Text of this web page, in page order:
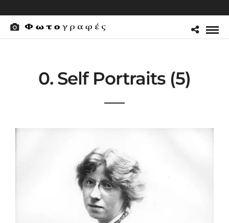
0. Self Portraits (5)